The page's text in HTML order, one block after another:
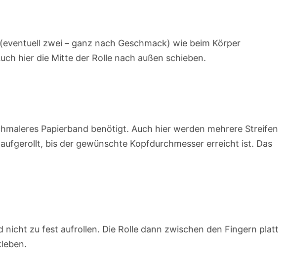
zwei – ganz nach Geschmack) wie beim Körper
hier die Mitte der Rolle nach außen schieben.
Papierband benötigt. Auch hier werden mehrere Streifen
bis der gewünschte Kopfdurchmesser erreicht ist. Das
nicht zu fest aufrollen. Die Rolle dann zwischen den Fingern platt